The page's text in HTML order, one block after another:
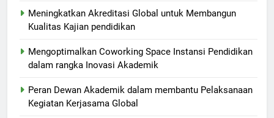
Meningkatkan Akreditasi Global untuk Membangun
Kualitas Kajian pendidikan
Mengoptimalkan Coworking Space Instansi Pendidikan
dalam rangka Inovasi Akademik
Peran Dewan Akademik dalam membantu Pelaksanaan
Kegiatan Kerjasama Global